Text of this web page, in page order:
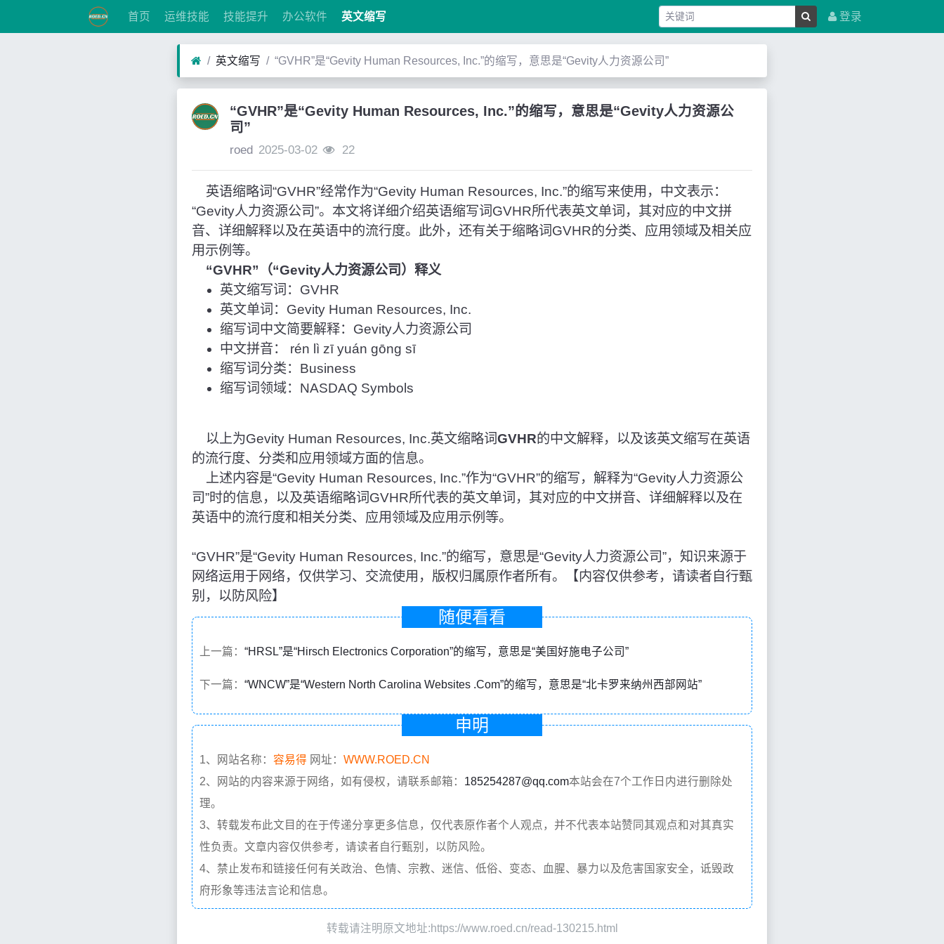
首页 运维技能 技能提升 办公软件 英文缩写 登录
英文缩写 “GVHR”是“Gevity Human Resources, Inc.”的缩写，意思是“Gevity人力资源公司”
“GVHR”是“Gevity Human Resources, Inc.”的缩写，意思是“Gevity人力资源公
司”
roed 2025-03-02 22
英语缩略词“GVHR”经常作为“Gevity Human Resources, Inc.”的缩写来使用，中文表示：
“Gevity人力资源公司”。本文将详细介绍英语缩写词GVHR所代表英文单词，其对应的中文拼
音、详细解释以及在英语中的流行度。此外，还有关于缩略词GVHR的分类、应用领域及相关应
用示例等。
“GVHR”（“Gevity人力资源公司）释义
英文缩写词：GVHR
英文单词：Gevity Human Resources, Inc.
缩写词中文简要解释：Gevity人力资源公司
中文拼音： rén lì zī yuán gōng sī
缩写词分类：Business
缩写词领域：NASDAQ Symbols
以上为Gevity Human Resources, Inc.英文缩略词GVHR的中文解释，以及该英文缩写在英语
的流行度、分类和应用领域方面的信息。
上述内容是“Gevity Human Resources, Inc.”作为“GVHR”的缩写，解释为“Gevity人力资源公
司”时的信息，以及英语缩略词GVHR所代表的英文单词，其对应的中文拼音、详细解释以及在
英语中的流行度和相关分类、应用领域及应用示例等。
“GVHR”是“Gevity Human Resources, Inc.”的缩写，意思是“Gevity人力资源公司”，知识来源于
网络运用于网络，仅供学习、交流使用，版权归属原作者所有。【内容仅供参考，请读者自行甄
别，以防风险】
随便看看
上一篇： “HRSL”是“Hirsch Electronics Corporation”的缩写，意思是“美国好施电子公司”
下一篇： “WNCW”是“Western North Carolina Websites .Com”的缩写，意思是“北卡罗来纳州西部网站”
申明
1、网站名称： 容易得 网址： WWW.ROED.CN
2、网站的内容来源于网络，如有侵权，请联系邮箱： 185254287@qq.com本站会在7个工作日内进行删除处
理。
3、转载发布此文目的在于传递分享更多信息，仅代表原作者个人观点，并不代表本站赞同其观点和对其真实
性负责。文章内容仅供参考，请读者自行甄别，以防风险。
4、禁止发布和链接任何有关政治、色情、宗教、迷信、低俗、变态、血腥、暴力以及危害国家安全，诋毁政
府形象等违法言论和信息。
转载请注明原文地址:https://www.roed.cn/read-130215.html